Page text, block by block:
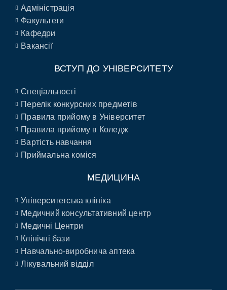
Адміністрація
Факультети
Кафедри
Вакансії
ВСТУП ДО УНІВЕРСИТЕТУ
Спеціальності
Перелік конкурсних предметів
Правила прийому в Університет
Правила прийому в Коледж
Вартість навчання
Приймальна коміся
МЕДИЦИНА
Університетська клініка
Медичний консультативний центр
Медичні Центри
Клінічні бази
Навчально-виробнича аптека
Лікувальний відділ